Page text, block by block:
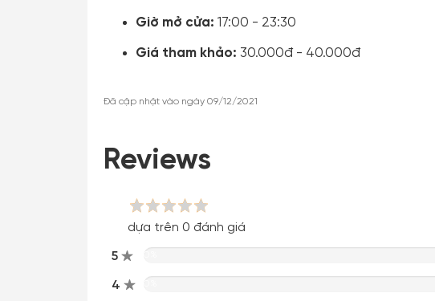
Giờ mở cửa: 17:00 - 23:30
Giá tham khảo: 30.000đ - 40.000đ
Đã cập nhật vào ngày 09/12/2021
Reviews
dựa trên 0 đánh giá
5
4